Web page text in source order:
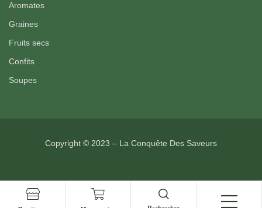
Aromates
Graines
Fruits secs
Confits
Soupes
Copyright © 2023 – La Conquête Des Saveurs